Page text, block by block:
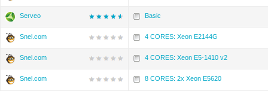
Serveo Basic
Snel.com 4 CORES: Xeon E2144G
Snel.com 4 CORES: Xeon E5-1410 v2
Snel.com 8 CORES: 2x Xeon E5620